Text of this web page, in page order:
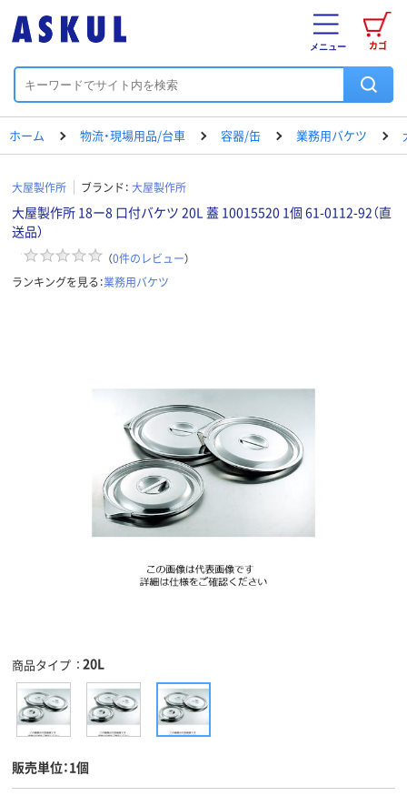
カゴ
メニュー
ホーム 物流・現場用品/台車 容器/缶 業務用バケツ
大屋製作所 ブランド： 大屋製作所
大屋製作所 18ー8 口付バケツ 20L 蓋 10015520 1個 61-0112-92（直
送品）
（0件のレビュー）
ランキングを見る：業務用バケツ
商品タイプ 20L
販売単位：1個